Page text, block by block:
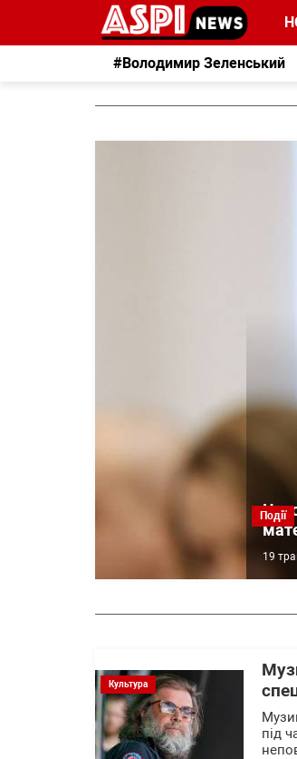
#Володимир Зеленський
Події
19
Культура
під